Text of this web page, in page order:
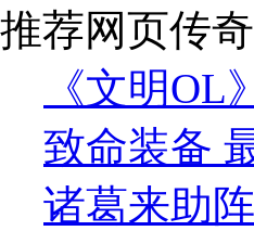
推荐网页传
《文明
致命装备
诸葛来助